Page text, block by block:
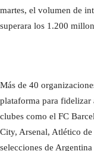
martes, el volumen de
superara los 1.200
Más de 40
plataforma para fidelizar
clubes como el FC
City, Arsenal, Atlético
selecciones de